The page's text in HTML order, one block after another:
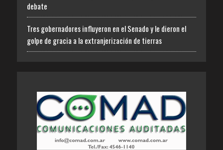
debate
Tres gobernadores influyeron en el Senado y le dieron el
golpe de gracia a la extranjerización de tierras